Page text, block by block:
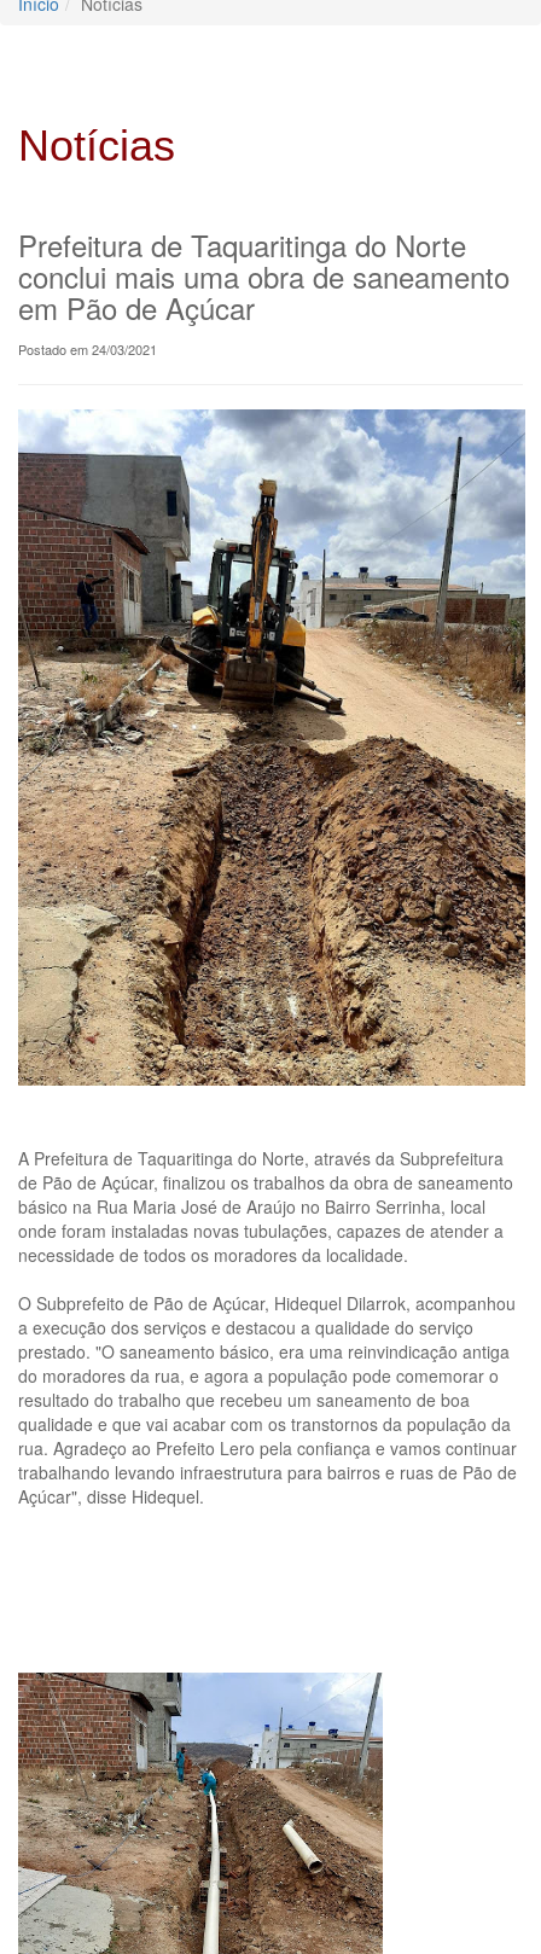
Notícias
Prefeitura de Taquaritinga do Norte
conclui mais uma obra de saneamento
em Pão de Açúcar
Postado em 24/03/2021
A Prefeitura de Taquaritinga do Norte, através da Subprefeitura
de Pão de Açúcar, finalizou os trabalhos da obra de saneamento
básico na Rua Maria José de Araújo no Bairro Serrinha, local
onde foram instaladas novas tubulações, capazes de atender a
necessidade de todos os moradores da localidade.
O Subprefeito de Pão de Açúcar, Hidequel Dilarrok, acompanhou
a execução dos serviços e destacou a qualidade do serviço
prestado. "O saneamento básico, era uma reinvindicação antiga
do moradores da rua, e agora a população pode comemorar o
resultado do trabalho que recebeu um saneamento de boa
qualidade e que vai acabar com os transtornos da população da
rua. Agradeço ao Prefeito Lero pela confiança e vamos continuar
trabalhando levando infraestrutura para bairros e ruas de Pão de
Açúcar", disse Hidequel.